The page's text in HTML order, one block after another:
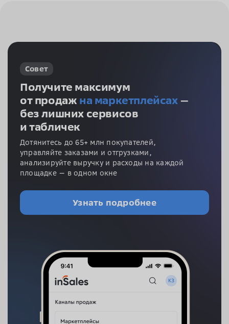
Совет
Получите максимум
от продаж на маркетплейсах—
без лишних сервисов
и табличек
Дотянитесь до 65+ млн покупателей,
управляйте заказами и отгрузками,
анализируйте выручку и расходы на каждой
площадке — в одном окне
Узнать подробнее